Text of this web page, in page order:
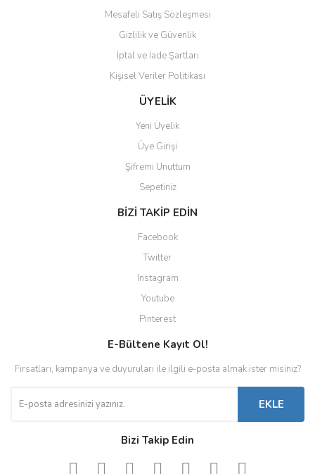
Mesafeli Satış Sözleşmesi
Gizlilik ve Güvenlik
İptal ve İade Şartları
Kişisel Veriler Politikası
ÜYELİK
Yeni Üyelik
Üye Girişi
Şifremi Unuttum
Sepetiniz
BİZİ TAKİP EDİN
Facebook
Twitter
Instagram
Youtube
Pinterest
E-Bültene Kayıt Ol!
Fırsatları, kampanya ve duyuruları ile ilgili e-posta almak ister misiniz?
EKLE
Bizi Takip Edin